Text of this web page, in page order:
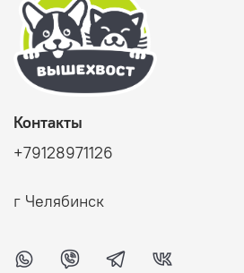
Контакты
+79128971126
г Челябинск